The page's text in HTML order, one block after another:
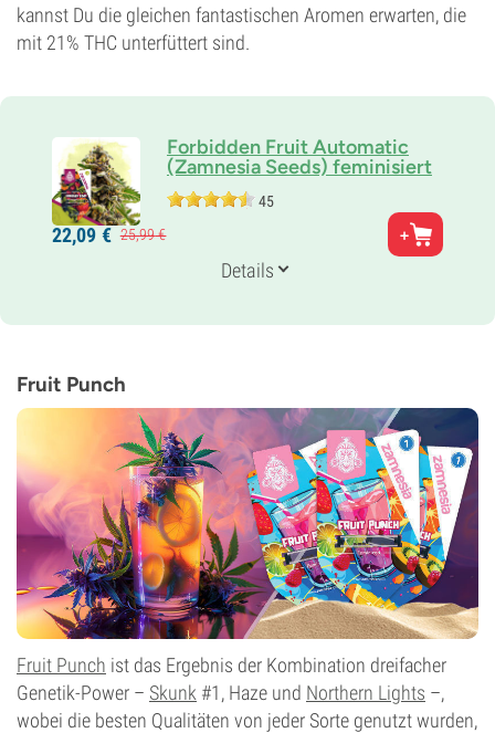
kannst Du die gleichen fantastischen Aromen erwarten, die
mit 21% THC unterfüttert sind.
Forbidden Fruit Automatic
(Zamnesia Seeds) feminisiert
45
Eltern
Cherry Pie x Tangie x Ruderalis
25% Sativa
10-11 wochen von der Saat bis zur Ernte
21%
CBD
Blütentyp
Autoflowering
22,09 € 25,99€
Details
Fruit Punch
Fruit Punch ist das Ergebnis der Kombination dreifacher
Genetik-Power – Skunk #1, Haze und Northern Lights –,
wobei die besten Qualitäten von jeder Sorte genutzt wurden,